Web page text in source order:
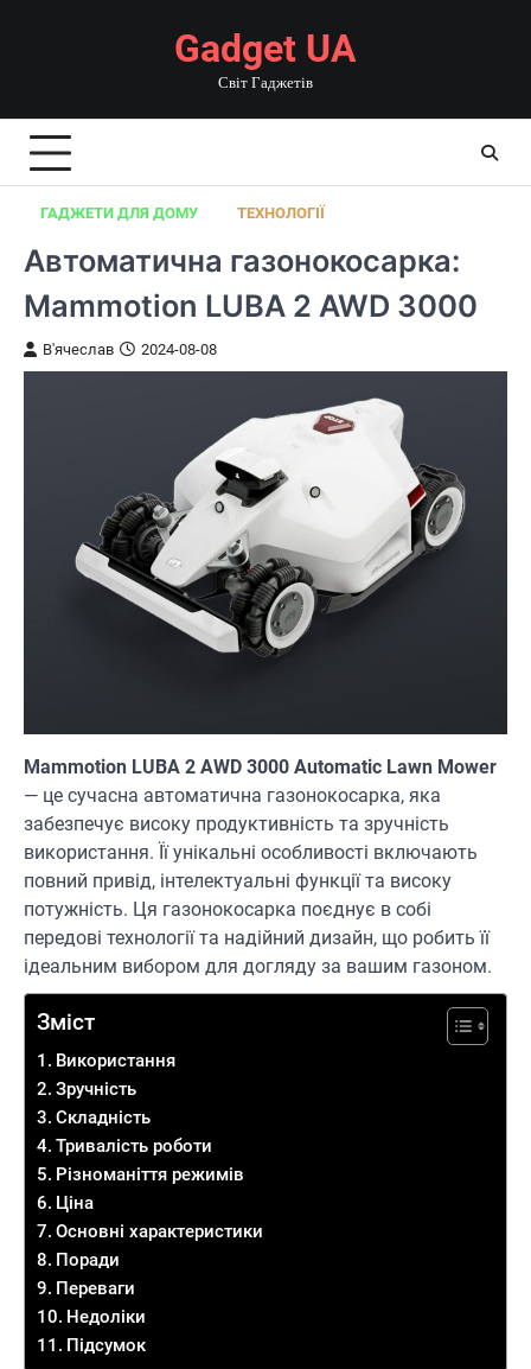
Gadget UA
Світ Гаджетів
ГАДЖЕТИ ДЛЯ ДОМУ ТЕХНОЛОГІЇ
Автоматична газонокосарка:
Mammotion LUBA 2 AWD 3000
В'ячеслав 2024-08-08
Mammotion LUBA 2 AWD 3000 Automatic Lawn Mower
— це сучасна автоматична газонокосарка, яка
забезпечує високу продуктивність та зручність
використання. Її унікальні особливості включають
повний привід, інтелектуальні функції та високу
потужність. Ця газонокосарка поєднує в собі
передові технології та надійний дизайн, що робить її
ідеальним вибором для догляду за вашим газоном.
Зміст
Використання
Зручність
Складність
Тривалість роботи
Різноманіття режимів
Ціна
Основні характеристики
Поради
Переваги
Недоліки
Підсумок